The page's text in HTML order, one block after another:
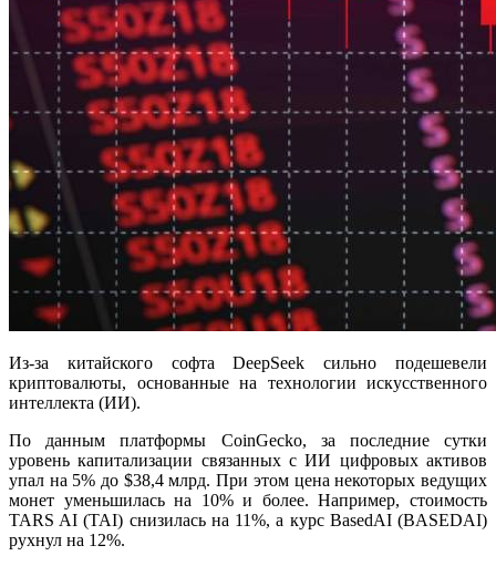
Из-за китайского софта DeepSeek сильно подешевели
криптовалюты, основанные на технологии искусственного
интеллекта (ИИ).
По данным платформы CoinGecko, за последние сутки
уровень капитализации связанных с ИИ цифровых активов
упал на 5% до $38,4 млрд. При этом цена некоторых ведущих
монет уменьшилась на 10% и более. Например, стоимость
TARS AI (TAI) снизилась на 11%, а курс BasedAI (BASEDAI)
рухнул на 12%.